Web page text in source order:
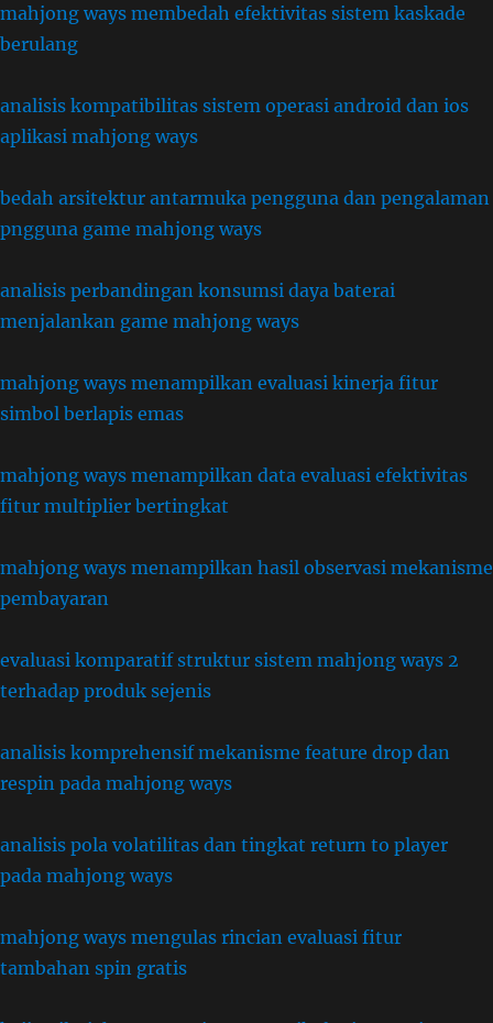
mahjong ways membedah efektivitas sistem kaskade
berulang
analisis kompatibilitas sistem operasi android dan ios
aplikasi mahjong ways
bedah arsitektur antarmuka pengguna dan pengalaman
pngguna game mahjong ways
analisis perbandingan konsumsi daya baterai
menjalankan game mahjong ways
mahjong ways menampilkan evaluasi kinerja fitur
simbol berlapis emas
mahjong ways menampilkan data evaluasi efektivitas
fitur multiplier bertingkat
mahjong ways menampilkan hasil observasi mekanisme
pembayaran
evaluasi komparatif struktur sistem mahjong ways 2
terhadap produk sejenis
analisis komprehensif mekanisme feature drop dan
respin pada mahjong ways
analisis pola volatilitas dan tingkat return to player
pada mahjong ways
mahjong ways mengulas rincian evaluasi fitur
tambahan spin gratis